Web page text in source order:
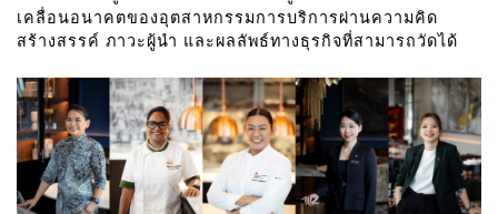
เคลื่อนอนาคตของอุตสาหกรรมการบริการผ่านความคิด
สร้างสรรค์ ภาวะผู้นำ และผลลัพธ์ทางธุรกิจที่สามารถวัดได้